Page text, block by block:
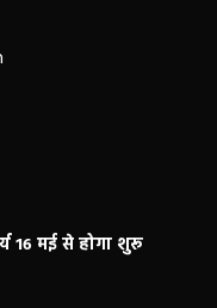
16 मई से होगा शुरू